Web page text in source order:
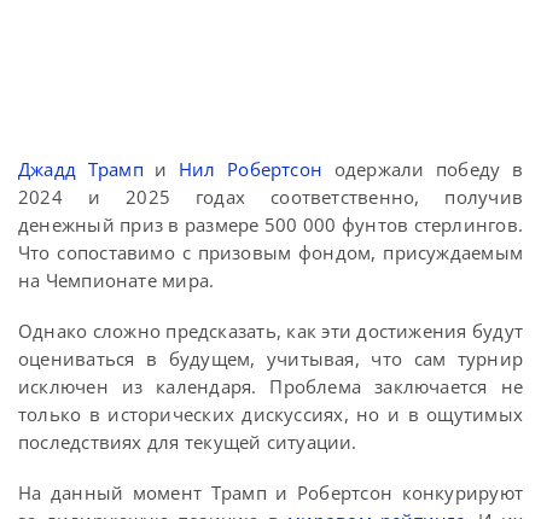
Джадд Трамп и Нил Робертсон одержали победу в
2024 и 2025 годах соответственно, получив
денежный приз в размере 500 000 фунтов стерлингов.
Что сопоставимо с призовым фондом, присуждаемым
на Чемпионате мира.
Однако сложно предсказать, как эти достижения будут
оцениваться в будущем, учитывая, что сам турнир
исключен из календаря. Проблема заключается не
только в исторических дискуссиях, но и в ощутимых
последствиях для текущей ситуации.
На данный момент Трамп и Робертсон конкурируют